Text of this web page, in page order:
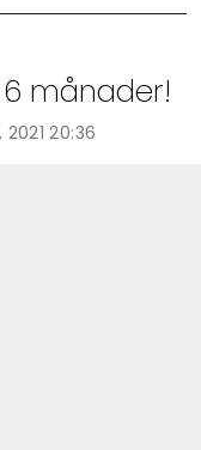
månader!
20:36